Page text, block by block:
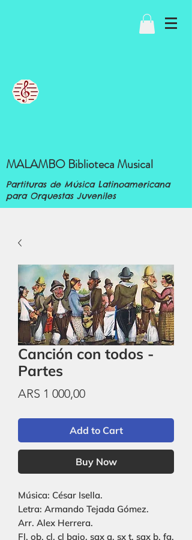
MALAMBO Biblioteca Musical
Partituras de Música Latinoamericana
para Orquestas Juveniles
Canción con todos -
Partes
ARS 1 000,00Price
Add to Cart
Buy Now
Música: César Isella.
Letra: Armando Tejada Gómez.
Arr. Alex Herrera.
Fl, ob, cl, cl bajo, sax a, sx t, sax b, fg,